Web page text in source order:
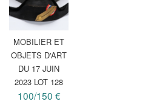
MOBILIER ET
OBJETS D'ART
DU 17 JUIN
2023 LOT 128
100/150 €